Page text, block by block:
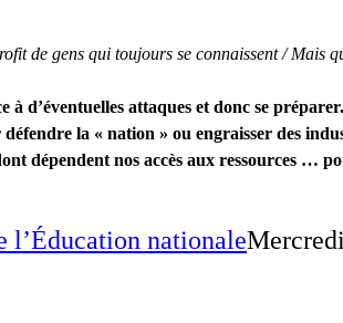
de gens qui toujours se connaissent / Mais
attaques et donc se
la « nation » ou engraisser des
dépendent nos accès aux ressources …
l’Éducation nationale